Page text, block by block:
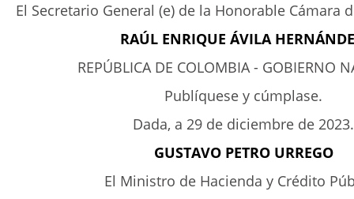
El Secretario General (e) de la Honorable Cámara
RAÚL ENRIQUE ÁVILA
REPÚBLICA DE COLOMBIA - GOBIERNO
Publíquese y cúmplase.
Dada, a 29 de diciembre de 2023.
GUSTAVO PETRO URREGO
El Ministro de Hacienda y Crédito